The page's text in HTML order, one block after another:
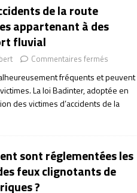
de la route
appartenant à des
fluvial
Commentaires fermés
fréquents et peuvent
La loi Badinter, adoptée en
des victimes d’accidents de la
sont réglementées les
feux clignotants de
?